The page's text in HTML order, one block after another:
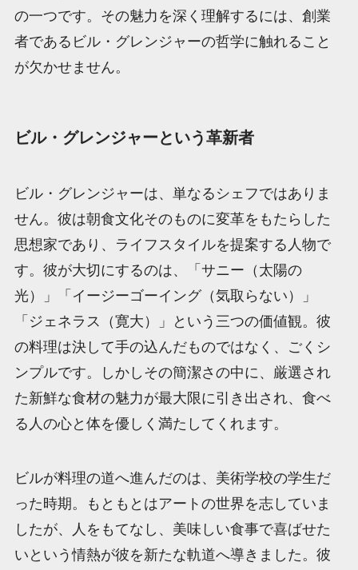
の一つです。その魅力を深く理解するには、創業
者であるビル・グレンジャーの哲学に触れること
が欠かせません。
ビル・グレンジャーという革新者
ビル・グレンジャーは、単なるシェフではありま
せん。彼は朝食文化そのものに変革をもたらした
思想家であり、ライフスタイルを提案する人物で
す。彼が大切にするのは、「サニー（太陽の
光）」「イージーゴーイング（気取らない）」
「ジェネラス（寛大）」という三つの価値観。彼
の料理は決して手の込んだものではなく、ごくシ
ンプルです。しかしその簡潔さの中に、厳選され
た新鮮な食材の魅力が最大限に引き出され、食べ
る人の心と体を優しく満たしてくれます。
ビルが料理の道へ進んだのは、美術学校の学生だ
った時期。もともとはアートの世界を志していま
したが、人をもてなし、美味しい食事で喜ばせた
いという情熱が彼を新たな軌道へ導きました。彼